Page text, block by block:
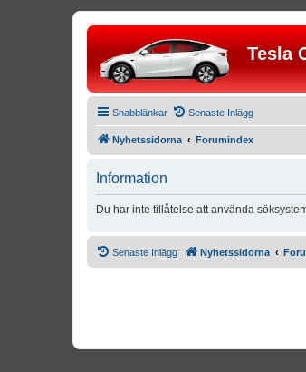
Tesla
Snabblänkar Senaste Inlägg
Nyhetssidorna Forumindex
Information
Du har inte tillåtelse att använda
Senaste Inlägg Nyhetssidorna